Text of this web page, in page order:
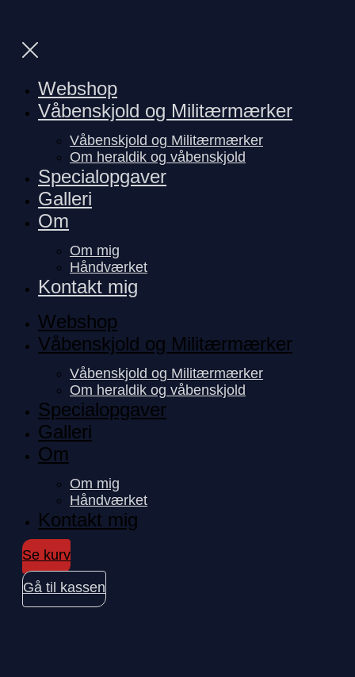
Webshop
Våbenskjold og Militærmærker
Våbenskjold og Militærmærker
Om heraldik og våbenskjold
Specialopgaver
Galleri
Om
Om mig
Håndværket
Kontakt mig
Webshop
Våbenskjold og Militærmærker
Våbenskjold og Militærmærker
Om heraldik og våbenskjold
Specialopgaver
Galleri
Om
Om mig
Håndværket
Kontakt mig
Se kurv
Gå til kassen